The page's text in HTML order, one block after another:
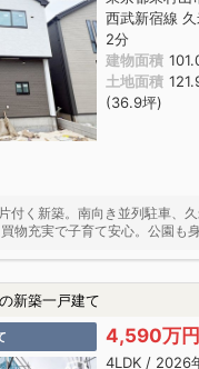
西武新宿線
2分
建物面積
土地面積
(36.9坪)
付く新築。南向き並列駐車、
物充実で子育て安心。公園も
新築一戸建て
4,590万円
4LDK / 2026